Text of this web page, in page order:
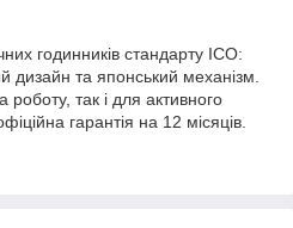
годинників стандарту ICO:
дизайн та японський механізм.
роботу, так і для активного
гарантія на 12 місяців.